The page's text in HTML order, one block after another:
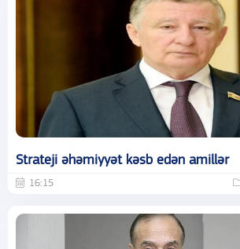
Strateji əhəmiyyət kəsb edən amillər
16:15